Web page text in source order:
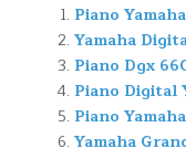
Piano
Yamaha
Piano Dgx
Piano Digital
Piano
Yamaha